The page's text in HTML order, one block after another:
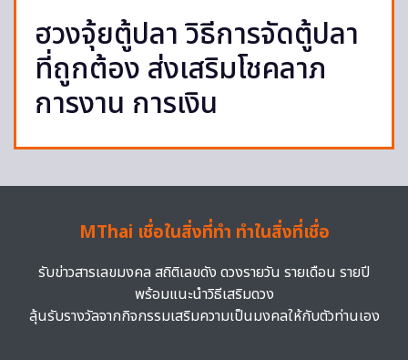
ฮวงจุ้ยตู้ปลา วิธีการจัดตู้ปลา
ที่ถูกต้อง ส่งเสริมโชคลาภ
การงาน การเงิน
MThai เชื่อในสิ่งที่ทำ ทำในสิ่งที่เชื่อ
รับข่าวสารเลขมงคล สถิติเลขดัง ดวงรายวัน รายเดือน รายปี
พร้อมแนะนำวิธีเสริมดวง
ลุ้นรับรางวัลจากกิจกรรมเสริมความเป็นมงคลให้กับตัวท่านเอง